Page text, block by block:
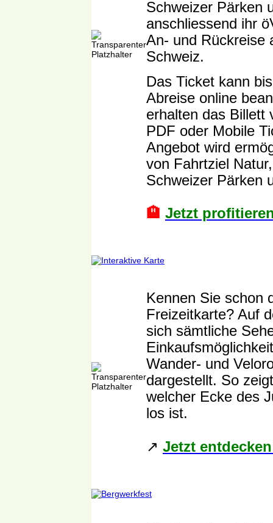
Schweizer Pärken
anschliessend ihr
An- und Rückreise
Schweiz.
Das Ticket kann
Abreise online
erhalten das Billett
PDF oder Mobile
Angebot wird
von Fahrtziel
Schweizer Pärken
🏨 Jetzt
Kennen Sie schon
Freizeitkarte? Auf
sich sämtliche
Wander- und
dargestellt. So
welcher Ecke des
los ist.
↗️ Jetzt